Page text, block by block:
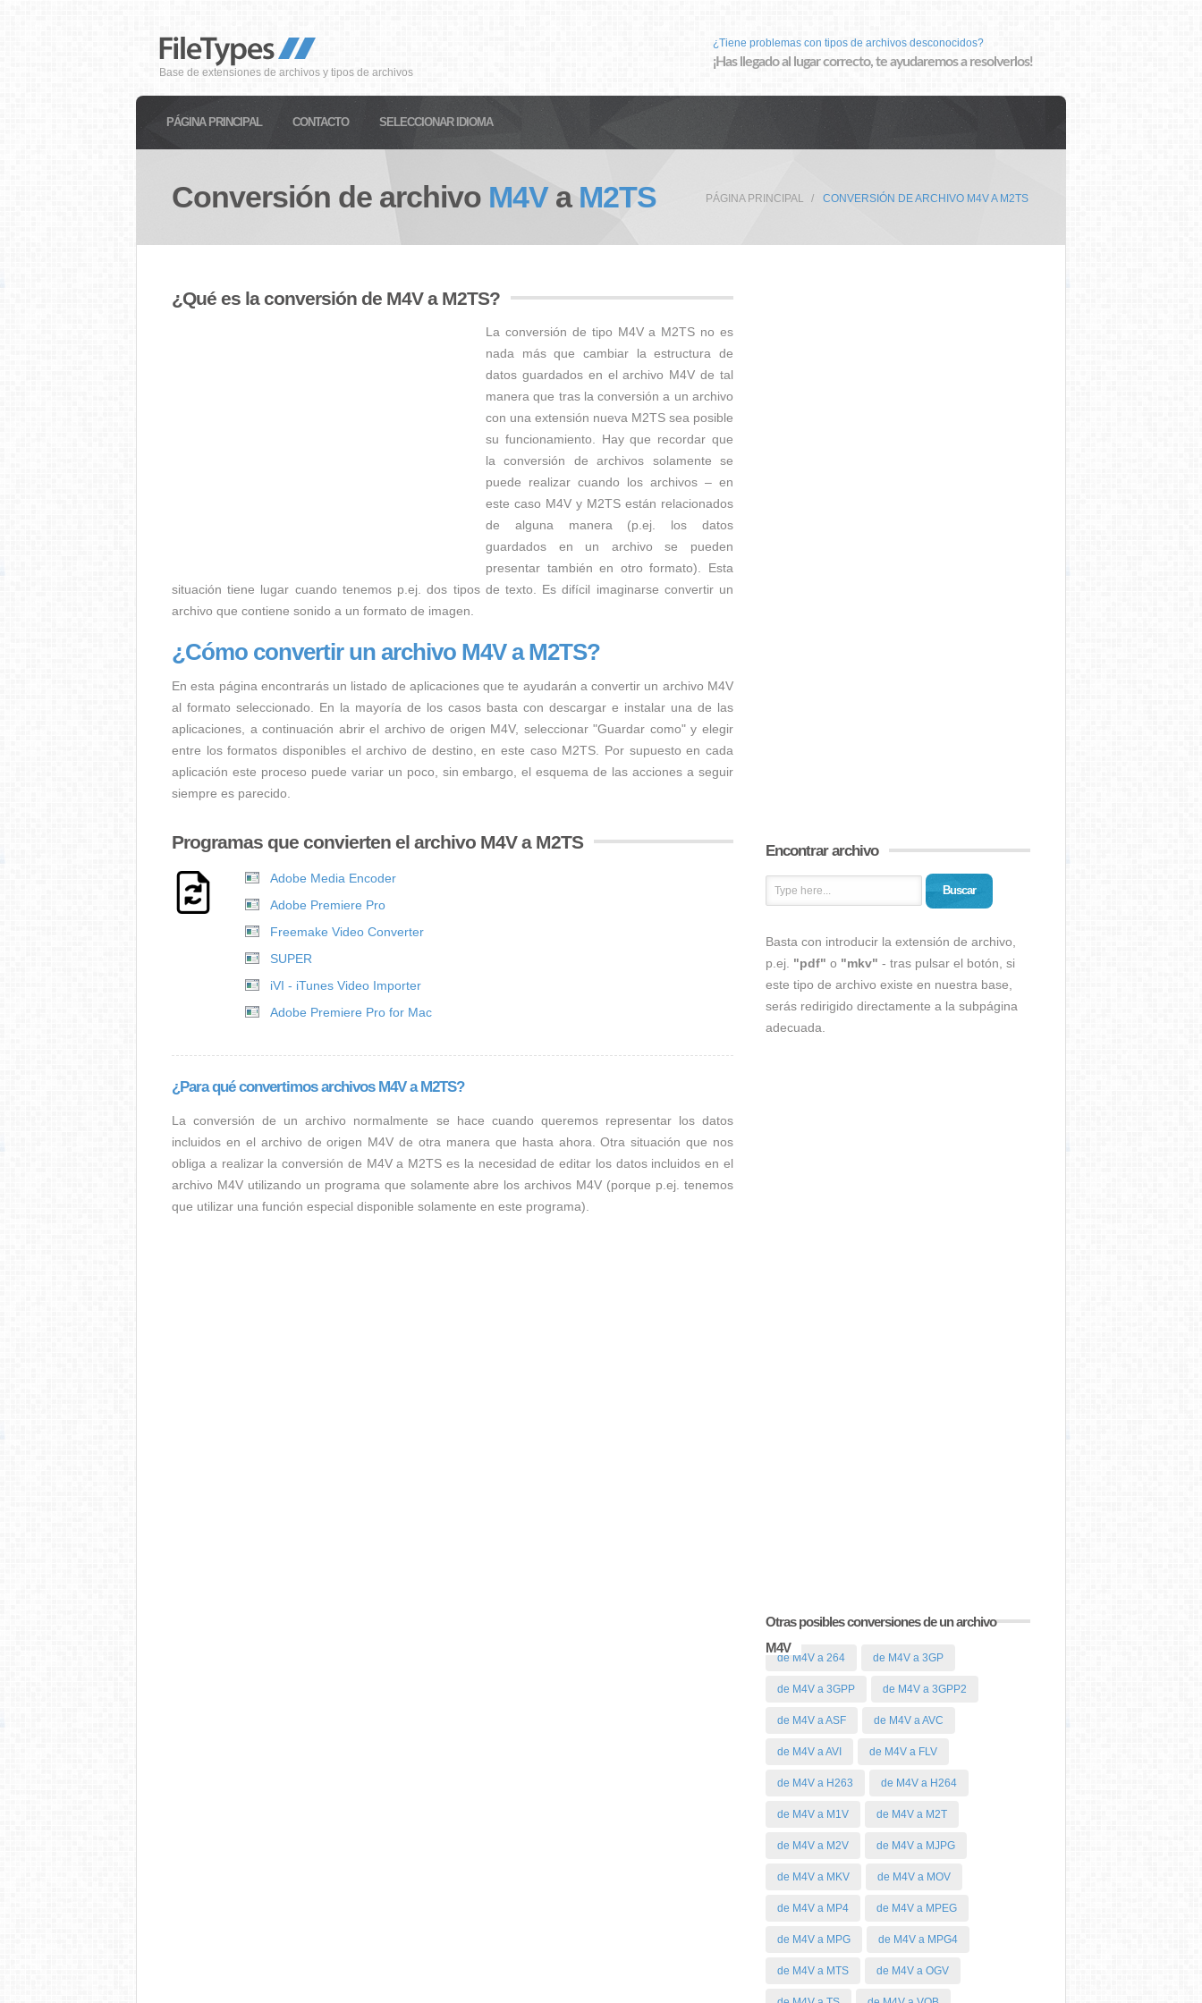
Base de extensiones de archivos y tipos de archivos
¿Tiene problemas con tipos de archivos desconocidos?
¡Has llegado al lugar correcto, te ayudaremos a resolverlos!
PÁGINA PRINCIPAL CONTACTO SELECCIONAR IDIOMA
Conversión de archivo M4Va M2TS PÁGINA PRINCIPAL CONVERSIÓN DE ARCHIVO M4V A M2TS
¿Qué es la conversión de M4V a M2TS?
La conversión de tipo M4V a M2TS no es
nada más que cambiar la estructura de
datos guardados en el archivo M4V de tal
manera que tras la conversión a un archivo
con una extensión nueva M2TS sea posible
su funcionamiento. Hay que recordar que
la conversión de archivos solamente se
puede realizar cuando los archivos – en
este caso M4V y M2TS están relacionados
de alguna manera (p.ej. los datos
guardados en un archivo se pueden
presentar también en otro formato). Esta
situación tiene lugar cuando tenemos p.ej. dos tipos de texto. Es difícil imaginarse convertir un
archivo que contiene sonido a un formato de imagen.
¿Cómo convertir un archivo M4V a M2TS?
En esta página encontrarás un listado de aplicaciones que te ayudarán a convertir un archivo M4V
al formato seleccionado. En la mayoría de los casos basta con descargar e instalar una de las
aplicaciones, a continuación abrir el archivo de origen M4V, seleccionar "Guardar como" y elegir
entre los formatos disponibles el archivo de destino, en este caso M2TS. Por supuesto en cada
aplicación este proceso puede variar un poco, sin embargo, el esquema de las acciones a seguir
siempre es parecido.
Programas que convierten el archivo M4V a M2TS
Adobe Media Encoder
Adobe Premiere Pro
Freemake Video Converter
SUPER
iVI - iTunes Video Importer
Adobe Premiere Pro for Mac
¿Para qué convertimos archivos M4V a M2TS?
La conversión de un archivo normalmente se hace cuando queremos representar los datos
incluidos en el archivo de origen M4V de otra manera que hasta ahora. Otra situación que nos
obliga a realizar la conversión de M4V a M2TS es la necesidad de editar los datos incluidos en el
archivo M4V utilizando un programa que solamente abre los archivos M4V (porque p.ej. tenemos
que utilizar una función especial disponible solamente en este programa).
Encontrar archivo
Buscar
Basta con introducir la extensión de archivo,
p.ej. "pdf" o "mkv" - tras pulsar el botón, si
este tipo de archivo existe en nuestra base,
serás redirigido directamente a la subpágina
adecuada.
Otras posibles conversiones de un archivo
M4V
de M4V a 264 de M4V a 3GP
de M4V a 3GPP de M4V a 3GPP2
de M4V a ASF de M4V a AVC
de M4V a AVI de M4V a FLV
de M4V a H263 de M4V a H264
de M4V a M1V de M4V a M2T
de M4V a M2V de M4V a MJPG
de M4V a MKV de M4V a MOV
de M4V a MP4 de M4V a MPEG
de M4V a MPG de M4V a MPG4
de M4V a MTS de M4V a OGV